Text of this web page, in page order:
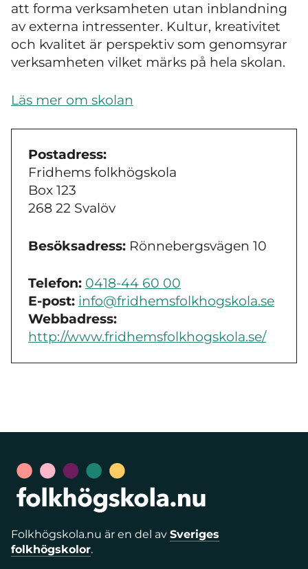
att forma verksamheten utan inblandning
av externa intressenter. Kultur, kreativitet
och kvalitet är perspektiv som genomsyrar
verksamheten vilket märks på hela skolan.
Läs mer om skolan
Postadress:
Fridhems folkhögskola
Box 123
268 22 Svalöv
Besöksadress: Rönnebergsvägen 10
Telefon: 0418-44 60 00
E-post: info@fridhemsfolkhogskola.se
Webbadress:
http://www.fridhemsfolkhogskola.se/
Folkhögskola.nu är en del av Sveriges
folkhögskolor.